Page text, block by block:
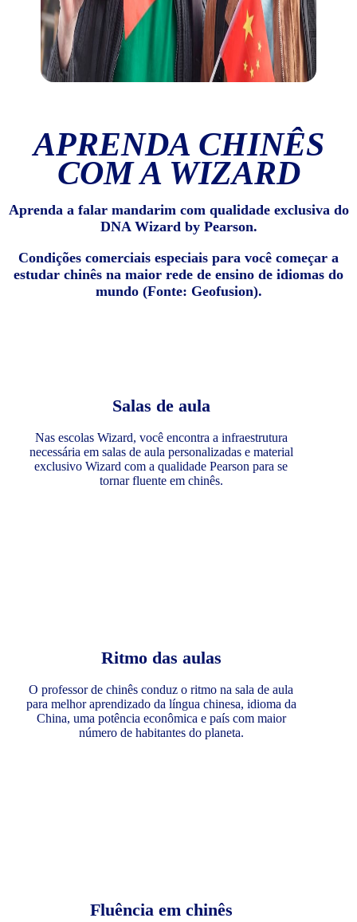
APRENDA CHINÊS
COM A WIZARD
Aprenda a falar mandarim com qualidade exclusiva do
DNA Wizard by Pearson.
Condições comerciais especiais para você começar a
estudar chinês na maior rede de ensino de idiomas do
mundo (Fonte: Geofusion).
Salas de aula
Nas escolas Wizard, você encontra a infraestrutura
necessária em salas de aula personalizadas e material
exclusivo Wizard com a qualidade Pearson para se
tornar fluente em chinês.
Ritmo das aulas
O professor de chinês conduz o ritmo na sala de aula
para melhor aprendizado da língua chinesa, idioma da
China, uma potência econômica e país com maior
número de habitantes do planeta.
Fluência em chinês